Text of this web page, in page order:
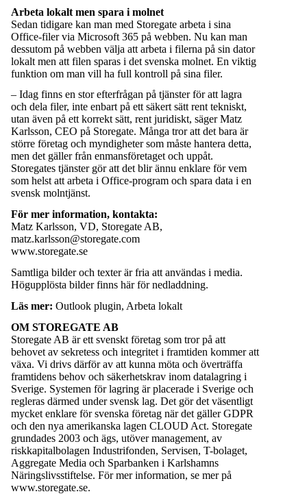
Arbeta lokalt men spara i molnet
Sedan tidigare kan man med Storegate arbeta i sina
Office-filer via Microsoft 365 på webben. Nu kan man
dessutom på webben välja att arbeta i filerna på sin dator
lokalt men att filen sparas i det svenska molnet. En viktig
funktion om man vill ha full kontroll på sina filer.
– Idag finns en stor efterfrågan på tjänster för att lagra
och dela filer, inte enbart på ett säkert sätt rent tekniskt,
utan även på ett korrekt sätt, rent juridiskt, säger Matz
Karlsson, CEO på Storegate. Många tror att det bara är
större företag och myndigheter som måste hantera detta,
men det gäller från enmansföretaget och uppåt.
Storegates tjänster gör att det blir ännu enklare för vem
som helst att arbeta i Office-program och spara data i en
svensk molntjänst.
För mer information, kontakta:
Matz Karlsson, VD, Storegate AB,
matz.karlsson@storegate.com
www.storegate.se
Samtliga bilder och texter är fria att användas i media.
Högupplösta bilder finns här förnedladdning.
Läs mer: Outlook plugin, Arbeta lokalt
OM STOREGATE AB
Storegate AB är ett svenskt företag som tror på att
behovet av sekretess och integritet i framtiden kommer att
växa. Vi drivs därför av att kunna möta och överträffa
framtidens behov och säkerhetskrav inom datalagring i
Sverige. Systemen för lagring är placerade i Sverige och
regleras därmed under svensk lag. Det gör det väsentligt
mycket enklare för svenska företag när det gäller GDPR
och den nya amerikanska lagen CLOUD Act. Storegate
grundades 2003 och ägs, utöver management, av
riskkapitalbolagen Industrifonden, Servisen, T-bolaget,
Aggregate Media och Sparbanken i Karlshamns
Näringslivsstiftelse. För mer information, se mer på
www.storegate.se.